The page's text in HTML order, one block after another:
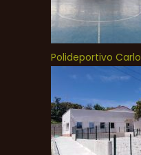
Polideportivo